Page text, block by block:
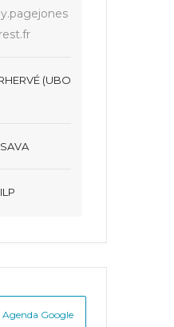
(UBO
Google